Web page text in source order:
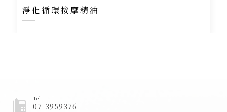
淨化循環按摩精油
Tel
07-3959376